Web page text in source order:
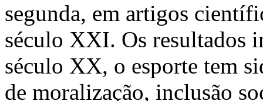
segunda, em artigos
século XXI. Os resultados
século XX, o esporte tem
de moralização, inclusão